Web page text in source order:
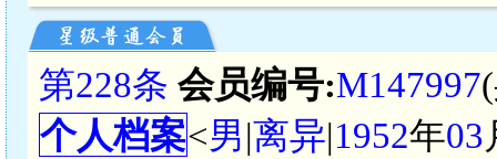
第228条 会员编号:M147997
个人档案<男|离异|1952年03